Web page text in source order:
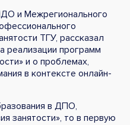
и Межрегионального
ТГУ, рассказал
реализации программ
и о проблемах,
в контексте онлайн-
в ДПО,
занятости», то в первую